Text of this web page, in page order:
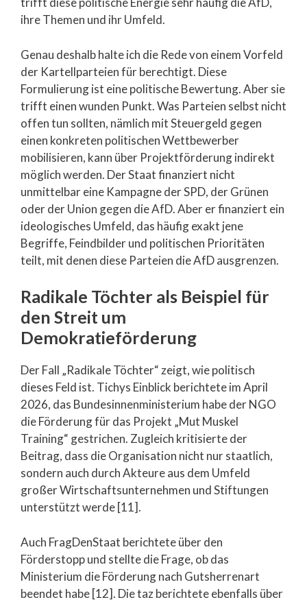
ihre Themen und ihr Umfeld.
Genau deshalb halte ich die Rede von einem Vorfeld
der Kartellparteien für berechtigt. Diese
Formulierung ist eine politische Bewertung. Aber sie
trifft einen wunden Punkt. Was Parteien selbst nicht
offen tun sollten, nämlich mit Steuergeld gegen
einen konkreten politischen Wettbewerber
mobilisieren, kann über Projektförderung indirekt
möglich werden. Der Staat finanziert nicht
unmittelbar eine Kampagne der SPD, der Grünen
oder der Union gegen die AfD. Aber er finanziert ein
ideologisches Umfeld, das häufig exakt jene
Begriffe, Feindbilder und politischen Prioritäten
teilt, mit denen diese Parteien die AfD ausgrenzen.
Radikale Töchter als Beispiel für
den Streit um
Demokratieförderung
Der Fall „Radikale Töchter“ zeigt, wie politisch
dieses Feld ist. Tichys Einblick berichtete im April
2026, das Bundesinnenministerium habe der NGO
die Förderung für das Projekt „Mut Muskel
Training“ gestrichen. Zugleich kritisierte der
Beitrag, dass die Organisation nicht nur staatlich,
sondern auch durch Akteure aus dem Umfeld
großer Wirtschaftsunternehmen und Stiftungen
unterstützt werde [11].
Auch FragDenStaat berichtete über den
Förderstopp und stellte die Frage, ob das
Ministerium die Förderung nach Gutsherrenart
beendet habe [12]. Die taz berichtete ebenfalls über